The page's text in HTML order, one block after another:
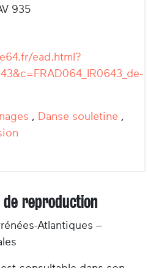
935
ead.html?
, Danse souletine ,
reproduction
Atlantiques –